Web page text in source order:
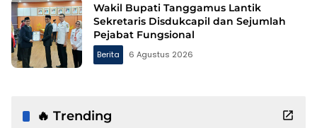
Wakil Bupati Tanggamus Lantik
Sekretaris Disdukcapil dan Sejumlah
Pejabat Fungsional
Berita 6 Agustus 2026
🔥 Trending